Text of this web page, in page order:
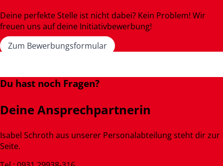
Deine perfekte Stelle ist nicht dabei? Kein Problem! Wir
freuen uns auf deine Initiativbewerbung!
Zum Bewerbungsformular
Du hast noch Fragen?
Deine Ansprechpartnerin
Isabel Schroth aus unserer Personalabteilung steht dir zur
Seite.